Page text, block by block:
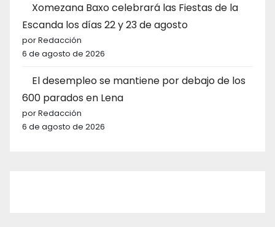
Xomezana Baxo celebrará las Fiestas de la
Escanda los días 22 y 23 de agosto
por Redacción
6 de agosto de 2026
El desempleo se mantiene por debajo de los
600 parados en Lena
por Redacción
6 de agosto de 2026